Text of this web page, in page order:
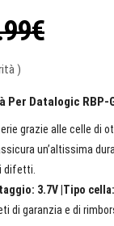
)
Datalogic RBP-
grazie alle celle di
un’altissima
difetti.
3.7V |Tipo
di garanzia e di